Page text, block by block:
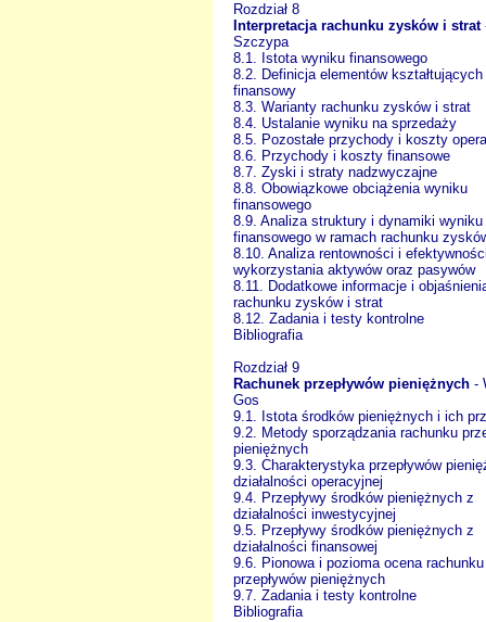
Rozdział 8
Interpretacja rachunku zysków i strat
Szczypa
8.1. Istota wyniku finansowego
8.2. Definicja elementów
finansowy
8.3. Warianty rachunku zysków i strat
8.4. Ustalanie wyniku na sprzedaży
8.5. Pozostałe przychody i koszty
8.6. Przychody i koszty finansowe
8.7. Zyski i straty nadzwyczajne
8.8. Obowiązkowe obciążenia wyniku
finansowego
8.9. Analiza struktury i dynamiki wyniku
finansowego w ramach rachunku
8.10. Analiza rentowności i
wykorzystania aktywów oraz pasywów
8.11. Dodatkowe informacje i
rachunku zysków i strat
8.12. Zadania i testy kontrolne
Bibliografia
Rozdział 9
Rachunek przepływów pieniężnych -
Gos
9.1. Istota środków pieniężnych i ich
9.2. Metody sporządzania rachunku
pieniężnych
9.3. Charakterystyka przepływów
działalności operacyjnej
9.4. Przepływy środków pieniężnych z
działalności inwestycyjnej
9.5. Przepływy środków pieniężnych z
działalności finansowej
9.6. Pionowa i pozioma ocena rachunku
przepływów pieniężnych
9.7. Zadania i testy kontrolne
Bibliografia